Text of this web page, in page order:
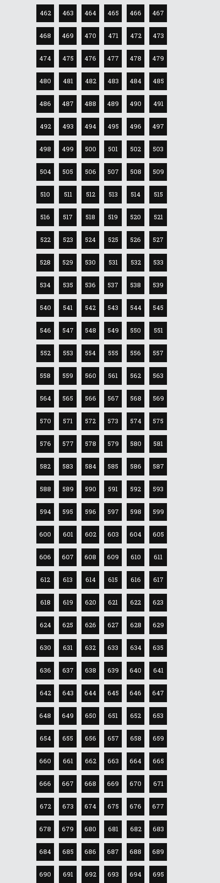
462 463 464 465 466 467
468 469 470 471 472 473
474 475 476 477 478 479
480 481 482 483 484 485
486 487 488 489 490 491
492 493 494 495 496 497
498 499 500 501 502 503
504 505 506 507 508 509
510 511 512 513 514 515
516 517 518 519 520 521
522 523 524 525 526 527
528 529 530 531 532 533
534 535 536 537 538 539
540 541 542 543 544 545
546 547 548 549 550 551
552 553 554 555 556 557
558 559 560 561 562 563
564 565 566 567 568 569
570 571 572 573 574 575
576 577 578 579 580 581
582 583 584 585 586 587
588 589 590 591 592 593
594 595 596 597 598 599
600 601 602 603 604 605
606 607 608 609 610 611
612 613 614 615 616 617
618 619 620 621 622 623
624 625 626 627 628 629
630 631 632 633 634 635
636 637 638 639 640 641
642 643 644 645 646 647
648 649 650 651 652 653
654 655 656 657 658 659
660 661 662 663 664 665
666 667 668 669 670 671
672 673 674 675 676 677
678 679 680 681 682 683
684 685 686 687 688 689
690 691 692 693 694 695